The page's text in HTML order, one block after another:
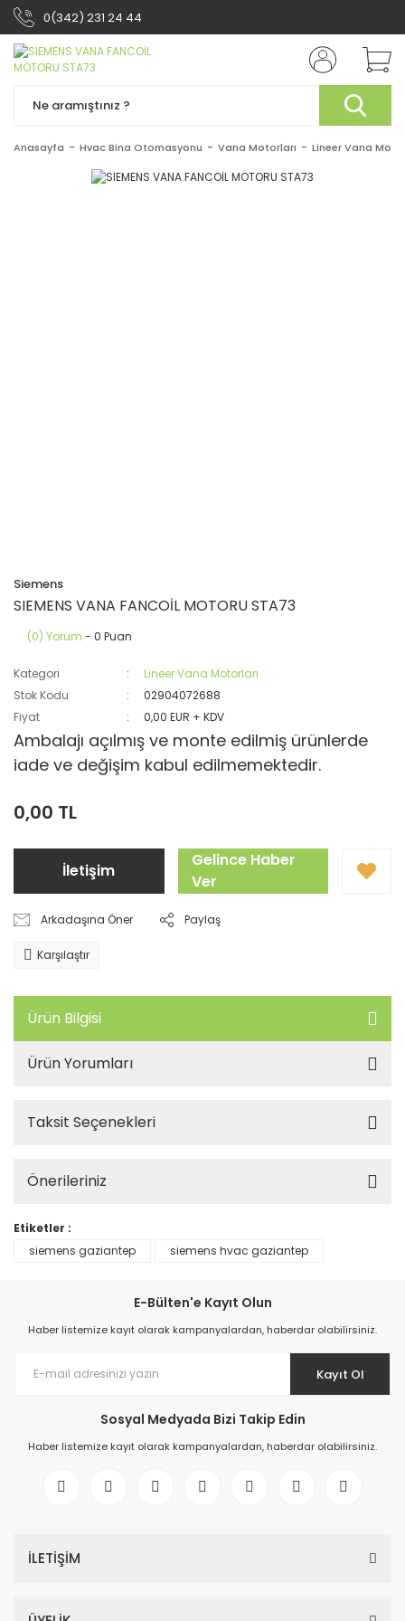
0(342) 231 24 44
Anasayfa Hvac Bina Otomasyonu Vana Motorları Lineer Vana
Siemens
SIEMENS VANA FANCOİL MOTORU STA73
(0) Yorum - 0 Puan
Kategori
Lineer Vana Motorları
Stok Kodu
02904072688
Fiyat
0,00 EUR + KDV
Ambalajı açılmış ve monte edilmiş ürünlerde
iade ve değişim kabul edilmemektedir.
0,00 TL
İletişim
Gelince Haber
Ver
Arkadaşına Öner Paylaş
Karşılaştır
Ürün Bilgisi
Ürün Yorumları
Taksit Seçenekleri
Önerileriniz
Etiketler :
siemens gaziantep
siemens hvac gaziantep
E-Bülten'e Kayıt Olun
Haber listemize kayıt olarak kampanyalardan, haberdar olabilirsiniz.
Kayıt Ol
Sosyal Medyada Bizi Takip Edin
Haber listemize kayıt olarak kampanyalardan, haberdar olabilirsiniz.
İLETİŞİM